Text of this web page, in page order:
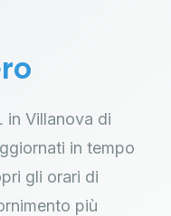
in Villanova di
in tempo
gli orari di
più